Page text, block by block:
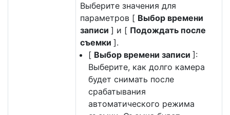
Выберите значения для
параметров [ Выбор времени
записи ] и [ Подождать после
съемки ].
[ Выбор времени записи ]:
Выберите, как долго камера
будет снимать после
срабатывания
автоматического режима